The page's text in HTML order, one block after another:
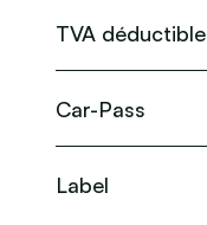
TVA déductible
Car-Pass
Label